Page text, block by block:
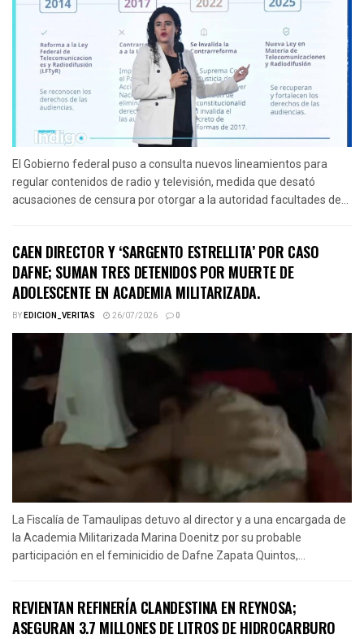
El Gobierno federal puso a consulta nuevos lineamientos para
regular contenidos de radio y televisión, medida que desató
acusaciones de censura por otorgar a la autoridad facultades de...
CAEN DIRECTOR Y ‘SARGENTO ESTRELLITA’ POR CASO
DAFNE; SUMAN TRES DETENIDOS POR MUERTE DE
ADOLESCENTE EN ACADEMIA MILITARIZADA.
BYEDICION_VERITAS 26/07/2026 0
La Fiscalía de Tamaulipas detuvo al director y a una encargada de
la Academia Militarizada Marina Doenitz por su probable
participación en el feminicidio de Dafne Zapata Quintos,...
REVIENTAN REFINERÍA CLANDESTINA EN REYNOSA;
ASEGURAN 3.7 MILLONES DE LITROS DE HIDROCARBURO